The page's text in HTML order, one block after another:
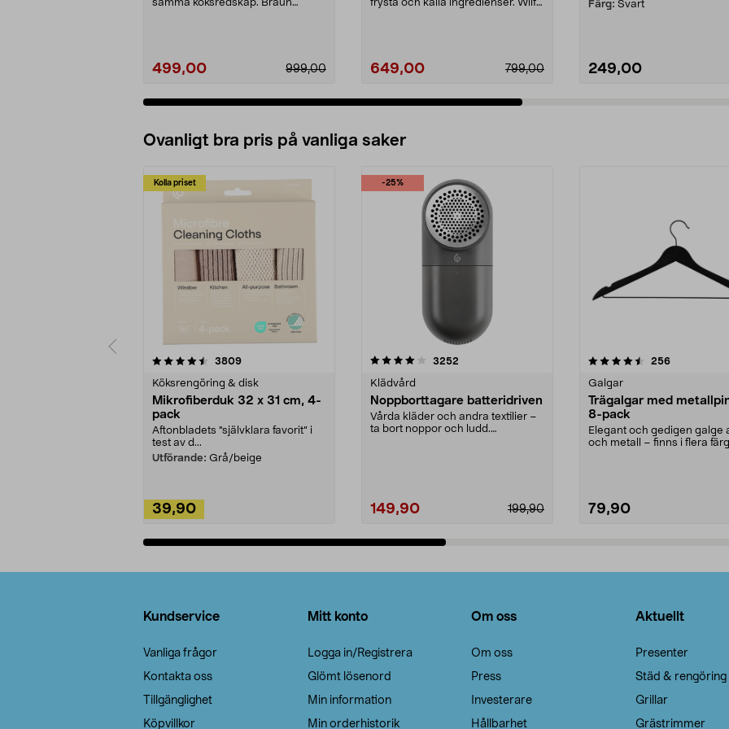
samma köksredskap. Braun
499,00 999,00
frysta och kalla ingredienser. Wilfa
649,00 799,00
Färg: Svart
249,00
Ovanligt bra pris på vanliga saker
Kolla priset
3809recensioner
Köksrengöring & disk
Mikrofiberduk 32 x 31 cm, 4-
pack
Aftonbladets "självklara favorit” i
test av d...
Utförande: Grå/beige
39,90
-25%
4.0av 5 stjärnor 3252
Klädvård
Noppborttagare batteridriven
Vårda kläder och andra textilier –
ta bort noppor och ludd.
199,90
149,90
4.5av 5 stjärnor 256recensioner
Galgar
Trägalgar med
8-pack
Elegant och gedigen galge
och metall – finns i flera
79,90
4.0av 5 stjärnor
Kundservice
Vanliga frågor
Kontakta oss
Tillgänglighet
Köpvillkor
Mitt konto
Logga in/Registrera
Glömt lösenord
Min information
Min orderhistorik
Om oss
Om oss
Press
Investerare
Hållbarhet
Aktuellt
Presenter
Städ & rengöring
Grillar
Grästrimmer